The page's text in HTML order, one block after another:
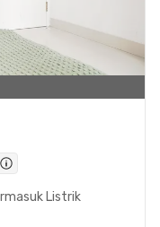
Listrik